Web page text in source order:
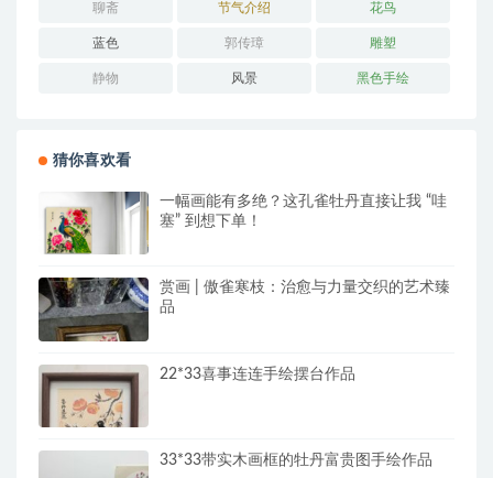
聊斋 节气介绍 花鸟
蓝色 郭传璋 雕塑
静物 风景 黑色手绘
猜你喜欢看
一幅画能有多绝？这孔雀牡丹直接让我 “哇
塞” 到想下单！
赏画 | 傲雀寒枝：治愈与力量交织的艺术臻
品
22*33喜事连连手绘摆台作品
33*33带实木画框的牡丹富贵图手绘作品